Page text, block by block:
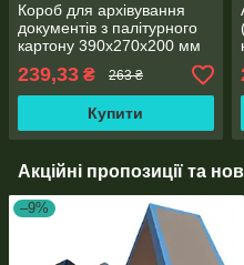
Короб для архівування
документів з палітурного
картону 390х270х200 мм
239,33 ₴ 263 ₴
Купити
Акційні пропозиції та
–9%